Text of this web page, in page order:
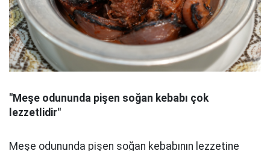
"Meşe odununda pişen soğan kebabı çok
lezzetlidir"
Meşe odununda pişen soğan kebabının lezzetine